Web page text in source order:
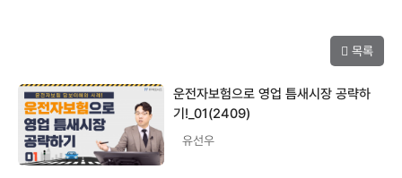
목록
운전자보험으로 영업 틈새시장 공략하
기!_01(2409)
유선우